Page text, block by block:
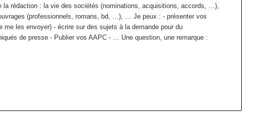
la rédaction : la vie des sociétés (nominations, acquisitions, accords, …),
(professionnels, romans, bd, …), … Je peux : - présenter vos
me les envoyer) - écrire sur des sujets à la demande pour du
de presse - Publier vos AAPC - … Une question, une remarque :